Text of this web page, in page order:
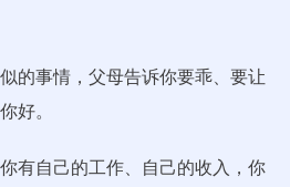
的事情，父母告诉你要乖、要让
好。
有自己的工作、自己的收入，你